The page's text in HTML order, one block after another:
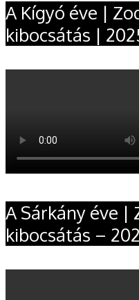
A Kígyó éve |
kibocsátás |
A Sárkány éve |
kibocsátás –